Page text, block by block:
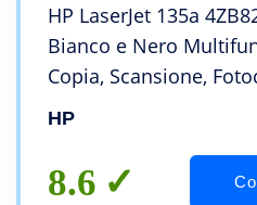
HP LaserJet 135a
Bianco e Nero
Copia, Scansione,
A4, No Wi-Fi, USB,
HP
8.6